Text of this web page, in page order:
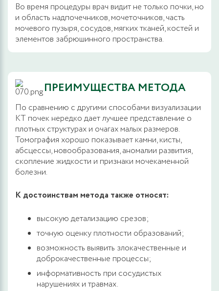
Во время процедуры врач видит не только почки, но
и область надпочечников, мочеточников, часть
мочевого пузыря, сосудов, мягких тканей, костей и
элементов забрюшинного пространства.
ПРЕИМУЩЕСТВА МЕТОДА
По сравнению с другими способами визуализации
КТ почек нередко дает лучшее представление о
плотных структурах и очагах малых размеров.
Томография хорошо показывает камни, кисты,
абсцессы, новообразования, аномалии развития,
скопление жидкости и признаки мочекаменной
болезни.
К достоинствам метода также относят:
высокую детализацию срезов;
точную оценку плотности образований;
возможность выявить злокачественные и
доброкачественные процессы;
информативность при сосудистых
нарушениях и травмах.